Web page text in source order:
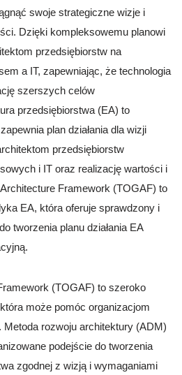
swoje strategiczne wizje i
Dzięki kompleksowemu planowi
przedsiębiorstw na
a IT, zapewniając, że technologia
szerszych celów
przedsiębiorstwa (EA) to
plan działania dla wizji
przedsiębiorstw
i IT oraz realizację wartości i
Framework (TOGAF) to
EA, która oferuje sprawdzony i
tworzenia planu działania EA
(TOGAF) to szeroko
może pomóc organizacjom
Metoda rozwoju architektury (ADM)
podejście do tworzenia
zgodnej z wizją i wymaganiami